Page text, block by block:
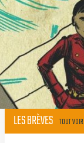
LES BRÈVES TOUT VOIR